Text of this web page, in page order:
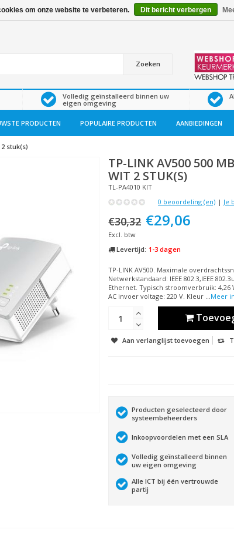
Zoeken
Volledig geïnstalleerd binnen uw
eigen omgeving
PRODUCTEN POPULAIRE PRODUCTEN AANBIEDINGEN
stuk(s)
TP-LINKAV500 500
WIT 2 STUK(S)
TL-PA4010 KIT
0 beoordeling (en) | Je
€30,32 €29,06
Excl. btw
Levertijd: 1-3 dagen
TP-LINK AV500. Maximale
Netwerkstandaard: IEEE 802.3,IEEE
Ethernet. Typisch stroomverbruik: 4,26
AC invoer voltage: 220 V. Kleur ...Meer
Aan verlanglijst toevoegen
Producten geselecteerd door
systeembeheerders
Inkoopvoordelen met een SLA
Volledig geïnstalleerd binnen
uw eigen omgeving
Alle ICT bij één vertrouwde
partij
om onze website te verbeteren. Dit bericht verbergen